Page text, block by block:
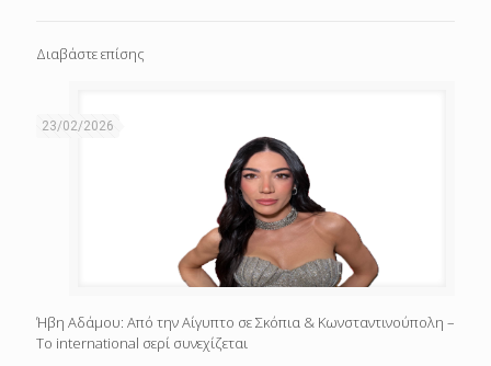
Διαβάστε επίσης
23/02/2026
Ήβη Αδάμου: Από την Αίγυπτο σε Σκόπια & Κωνσταντινούπολη –
Το international σερί συνεχίζεται